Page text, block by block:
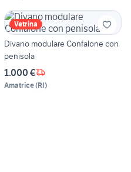
Vetrina
Divano modulare Confalone con
penisola
1.000 €
Amatrice(RI)